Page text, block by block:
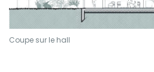
Coupe sur le hall